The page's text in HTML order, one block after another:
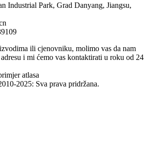
Industrial Park, Grad Danyang, Jiangsu,
ili cjenovniku, molimo vas da nam
i mi ćemo vas kontaktirati u roku od 24
atlasa
2025: Sva prava pridržana.